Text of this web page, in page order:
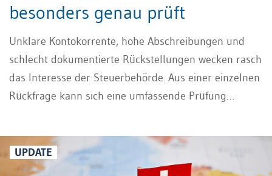
besonders genau prüft
Unklare Kontokorrente, hohe Abschreibungen und
schlecht dokumentierte Rückstellungen wecken rasch
das Interesse der Steuerbehörde. Aus einer einzelnen
Rückfrage kann sich eine umfassende Prüfung
erklärungsbedürftig sind und wie Unternehmen ihre
Unterlagen rechtzeitig aufbereiten.
UPDATE